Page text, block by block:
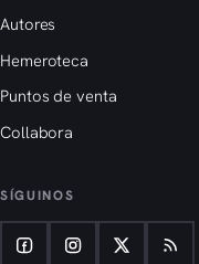
Autores
Hemeroteca
Puntos de venta
Collabora
SÍGUINOS